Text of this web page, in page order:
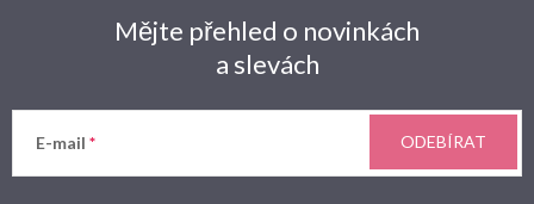
Mějte přehled o novinkách
a slevách
E-mail ODEBÍRAT